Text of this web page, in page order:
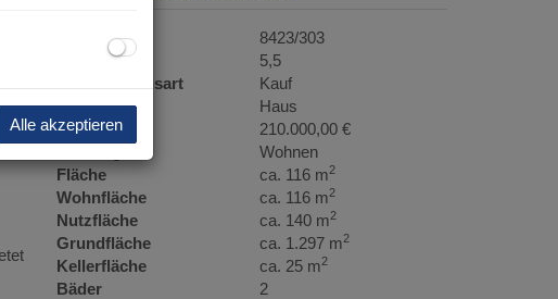
Objektnr.
8423/303
Zimmer
5,5
Vermarktungsart
Kauf
Objektart
Haus
Kaufpreis
210.000,00 €
Wohnen
Fläche
ca. 116 m2
Wohnfläche ca. 116 m2
Nutzfläche ca. 140 m2
Grundfläche ca. 1.297 m2
Kellerfläche ca. 25 m2
Bäder
2
Alle akzeptieren